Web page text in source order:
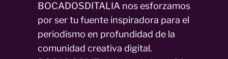
BOCADOSDITALIA nos esforzamos
por ser tu fuente inspiradora para el
periodismo en profundidad de la
comunidad creativa digital.